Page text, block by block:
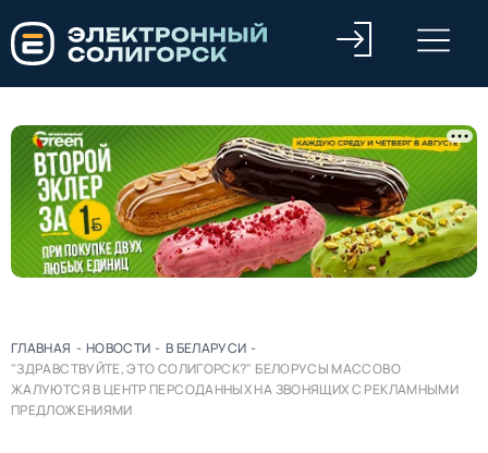
ГЛАВНАЯ - НОВОСТИ - В БЕЛАРУСИ -
"ЗДРАВСТВУЙТЕ, ЭТО СОЛИГОРСК?" БЕЛОРУСЫ МАССОВО
ЖАЛУЮТСЯ В ЦЕНТР ПЕРСОДАННЫХ НА ЗВОНЯЩИХ С РЕКЛАМНЫМИ
ПРЕДЛОЖЕНИЯМИ